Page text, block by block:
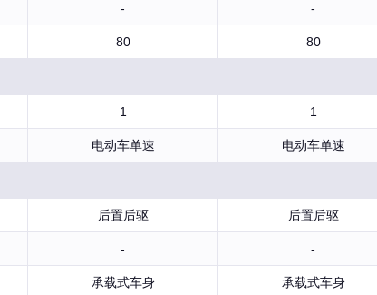
- -
80 80
1 1
电动车单速 电动车单速
后置后驱 后置后驱
- -
承载式车身 承载式车身